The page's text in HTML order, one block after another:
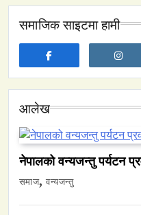
समाजिक साइटमा हामी
आलेख
नेपालको वन्यजन्तु पर्यटन
समाज वन्यजन्तु
नेपालमा
नेपालको वन्यजन्तु